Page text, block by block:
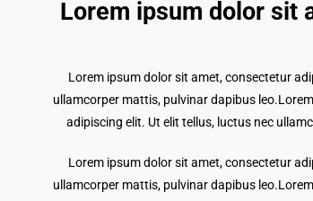
Lorem ipsum dolor sit
Lorem ipsum dolor sit amet, consectetur
ullamcorper mattis, pulvinar dapibus
adipiscing elit. Ut elit tellus, luctus nec
Lorem ipsum dolor sit amet, consectetur
ullamcorper mattis, pulvinar dapibus